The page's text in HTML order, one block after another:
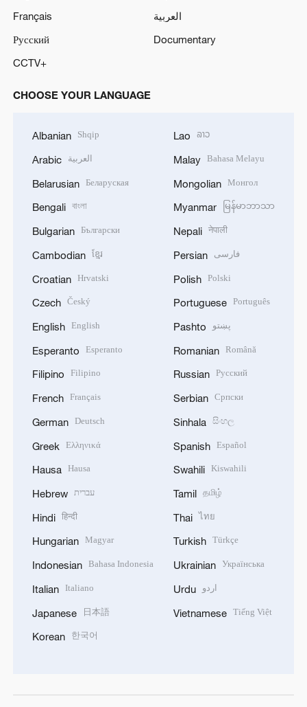
Français
العربية
Русский
Documentary
CCTV+
CHOOSE YOUR LANGUAGE
Albanian Shqip
Arabic العربية
Belarusian Беларуская
Bengali বাংলা
Bulgarian Български
Cambodian ខ្មែរ
Croatian Hrvatski
Czech Český
English English
Esperanto Esperanto
Filipino Filipino
French Français
German Deutsch
Greek Ελληνικά
Hausa Hausa
Hebrew עברית
Hindi हिन्दी
Hungarian Magyar
Indonesian Bahasa Indonesia
Italian Italiano
Japanese 日本語
Korean 한국어
Lao ລາວ
Malay Bahasa Melayu
Mongolian Монгол
Myanmar မြန်မာဘာသာ
Nepali नेपाली
Persian فارسی
Polish Polski
Portuguese Português
Pashto پښتو
Romanian Română
Russian Русский
Serbian Српски
Sinhala සිංහල
Spanish Español
Swahili Kiswahili
Tamil தமிழ்
Thai ไทย
Turkish Türkçe
Ukrainian Українська
Urdu اردو
Vietnamese Tiếng Việt